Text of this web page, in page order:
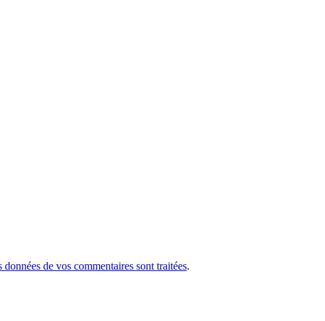
de vos commentaires sont traitées.